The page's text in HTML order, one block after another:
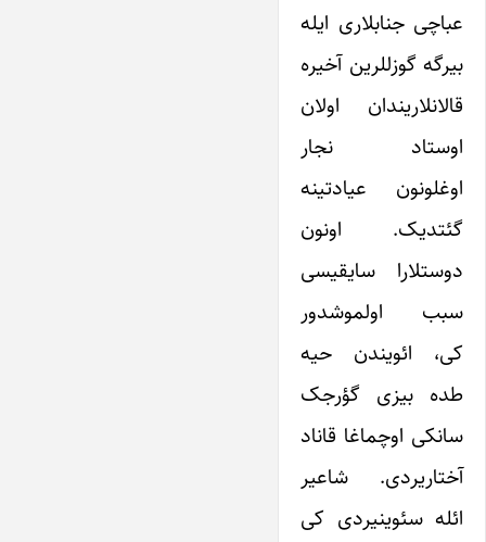
عباچی جنابلاری ایله
بیرگه گوزللرین آخیره
قالانلاریندان اولان
اوستاد نجار
اوغلونون عیادتینه
گئتدیک. اونون
دوستلارا سایقیسی
سبب اولموشدور
کی، ائویندن حیه
طده بیزی گؤرجک
سانکی اوچماغا قاناد
آختاریردی. شاعیر
ائله سئوینیردی کی